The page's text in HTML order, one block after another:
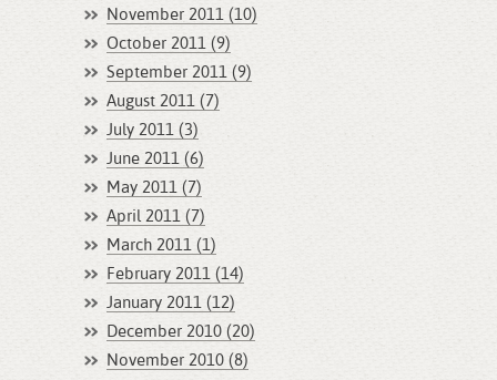
November 2011 (10)
October 2011 (9)
September 2011 (9)
August 2011 (7)
July 2011 (3)
June 2011 (6)
May 2011 (7)
April 2011 (7)
March 2011 (1)
February 2011 (14)
January 2011 (12)
December 2010 (20)
November 2010 (8)